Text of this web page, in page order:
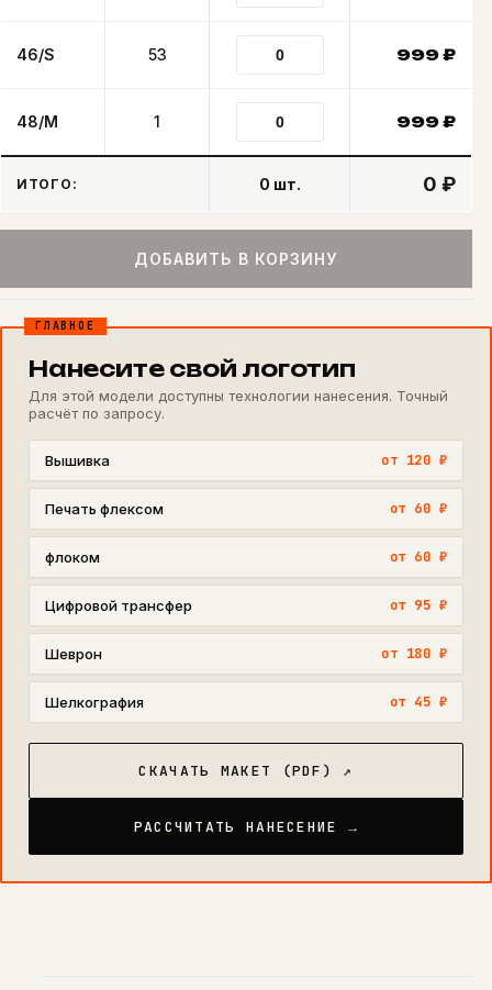
46/S 53 999₽
48/M 1 999₽
ИТОГО: 0 шт. 0 ₽
ДОБАВИТЬ В КОРЗИНУ
ГЛАВНОЕ
Нанесите свой логотип
Для этой модели доступны технологии нанесения. Точный
расчёт по запросу.
Вышивка от 120 ₽
Печать флексом от 60 ₽
флоком от 60 ₽
Цифровой трансфер от 95 ₽
Шеврон от 180 ₽
Шелкография от 45 ₽
СКАЧАТЬ МАКЕТ (PDF) ↗
РАССЧИТАТЬ НАНЕСЕНИЕ →